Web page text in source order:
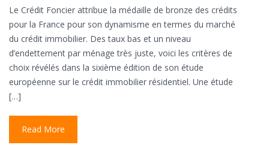
Le Crédit Foncier attribue la médaille de bronze des crédits
pour la France pour son dynamisme en termes du marché
du crédit immobilier. Des taux bas et un niveau
d’endettement par ménage très juste, voici les critères de
choix révélés dans la sixième édition de son étude
européenne sur le crédit immobilier résidentiel. Une étude
[…]
Read More